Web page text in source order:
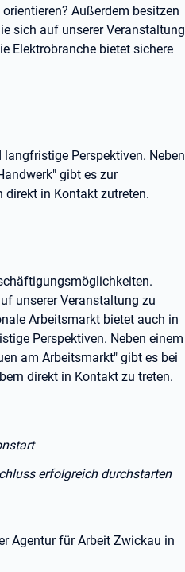
Außerdem besitzen
sich auf unserer Veranstaltung
Elektrobranche bietet sichere
Perspektiven. Neben
gibt es zur
in Kontakt zutreten.
unserer Veranstaltung zu
Arbeitsmarkt bietet auch in
Perspektiven. Neben einem
am Arbeitsmarkt" gibt es bei
direkt in Kontakt zu treten.
erfolgreich durchstarten
Agentur für Arbeit Zwickau in